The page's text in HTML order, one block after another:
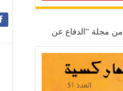
ما هي التروتسكية؟ العدد 51 من مجلة “الدفاع عن